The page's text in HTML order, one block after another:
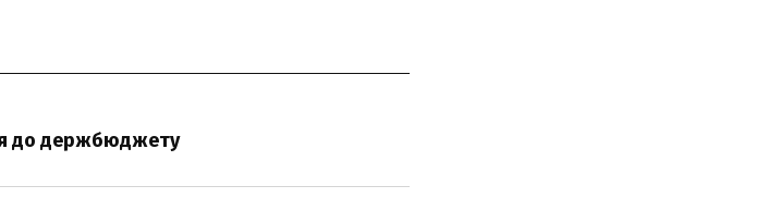
до держбюджету